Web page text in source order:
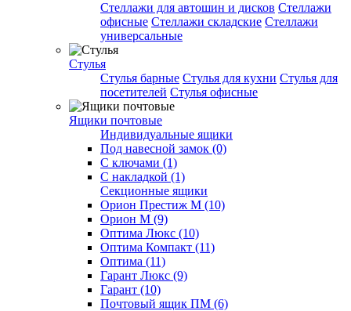
Стеллажи для автошин и дисков Стеллажи
офисные Стеллажи складские Стеллажи
универсальные
Стулья
Стулья барные Стулья для кухни Стулья для
посетителей Стулья офисные
Ящики почтовые
Индивидуальные ящики
Под навесной замок (0)
С ключами (1)
С накладкой (1)
Секционные ящики
Орион Престиж М (10)
Орион М (9)
Оптима Люкс (10)
Оптима Компакт (11)
Оптима (11)
Гарант Люкс (9)
Гарант (10)
Почтовый ящик ПМ (6)